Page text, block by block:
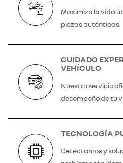
Maximiza la vida
piezas auténticas.
CUIDADO
VEHÍCULO
Nuestro servicio
desempeño de tu
TECNOLOGÍA
Detectamos y